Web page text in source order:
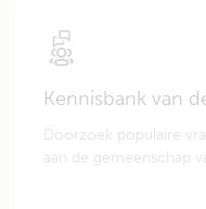
Kennisbank van
Doorzoek populaire
aan de gemeenschap